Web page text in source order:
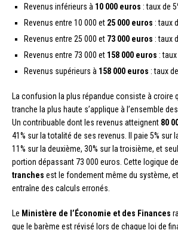
Revenus inférieurs à 10 000 euros : taux de
Revenus entre 10 000 et 25 000 euros : taux
Revenus entre 25 000 et 73 000 euros : taux
Revenus entre 73 000 et 158 000 euros :
Revenus supérieurs à 158 000 euros : taux
La confusion la plus répandue consiste à croire
tranche la plus haute s’applique à l’ensemble
Un contribuable dont les revenus atteignent 80
41% sur la totalité de ses revenus. Il paie 5% sur
11% sur la deuxième, 30% sur la troisième, et
portion dépassant 73 000 euros. Cette logique de
tranches est le fondement même du système,
entraîne des calculs erronés.
Le Ministère de l’Économie et des Finances
que le barème est révisé lors de chaque loi de